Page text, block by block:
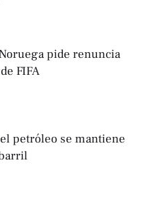
pide renuncia
FIFA
petróleo se mantiene